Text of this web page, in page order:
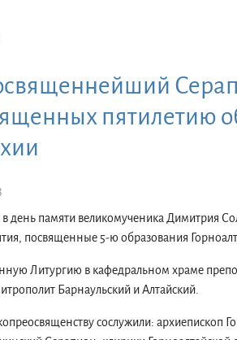
пятилетию
день памяти великомученика Димитрия
посвященные 5-ю образования
Литургию в кафедральном храме
Барнаульский и Алтайский.
сослужили: архиепископ